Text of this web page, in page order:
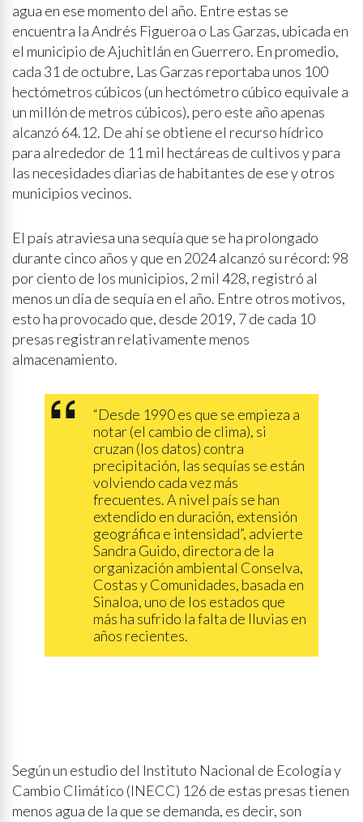
agua en ese momento del año. Entre estas se
encuentra la Andrés Figueroa o Las Garzas, ubicada en
el municipio de Ajuchitlán en Guerrero. En promedio,
cada 31 de octubre, Las Garzas reportaba unos 100
hectómetros cúbicos (un hectómetro cúbico equivale a
un millón de metros cúbicos), pero este año apenas
alcanzó 64.12. De ahí se obtiene el recurso hídrico
para alrededor de 11 mil hectáreas de cultivos y para
las necesidades diarias de habitantes de ese y otros
municipios vecinos.
El país atraviesa una sequía que se ha prolongado
durante cinco años y que en 2024 alcanzó su récord: 98
por ciento de los municipios, 2 mil 428, registró al
menos un día de sequía en el año. Entre otros motivos,
esto ha provocado que, desde 2019, 7 de cada 10
presas registran relativamente menos
almacenamiento.
“Desde 1990 es que se empieza a
notar (el cambio de clima), si
cruzan (los datos) contra
precipitación, las sequías se están
volviendo cada vez más
frecuentes. A nivel país se han
extendido en duración, extensión
geográfica e intensidad”, advierte
Sandra Guido, directora de la
organización ambiental Conselva,
Costas y Comunidades, basada en
Sinaloa, uno de los estados que
más ha sufrido la falta de lluvias en
años recientes.
Según un estudio del Instituto Nacional de Ecología y
Cambio Climático (INECC) 126 de estas presas tienen
menos agua de la que se demanda, es decir, son